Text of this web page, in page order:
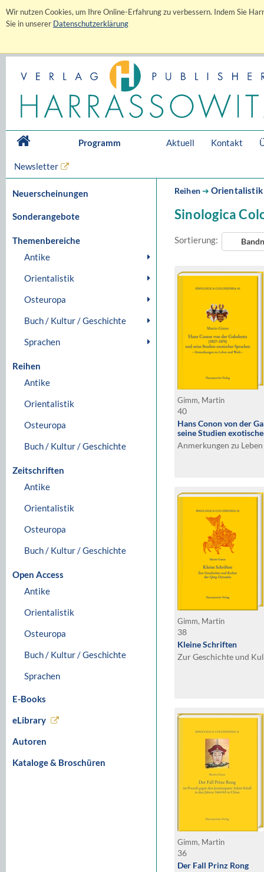
Wir nutzen Cookies, um Ihre Online-Erfahrung zu verbessern. Indem Sie
Sie in unserer Datenschutzerklärung
Programm Aktuell Kontakt
Newsletter
Neuerscheinungen
Sonderangebote
Themenbereiche
Antike
Orientalistik
Osteuropa
Buch / Kultur / Geschichte
Sprachen
Reihen
Antike
Orientalistik
Osteuropa
Buch / Kultur / Geschichte
Zeitschriften
Antike
Orientalistik
Osteuropa
Buch / Kultur / Geschichte
Open Access
Antike
Orientalistik
Osteuropa
Buch / Kultur / Geschichte
Sprachen
E-Books
eLibrary
Autoren
Kataloge & Broschüren
Reihen➔ Orientalistik
Sinologica
Sortierung:
Gimm, Martin
40
Hans Conon von der
seine Studien
Anmerkungen zu
Gimm, Martin
38
Kleine Schriften
Zur Geschichte und
Gimm, Martin
36
Der Fall Prinz Rong